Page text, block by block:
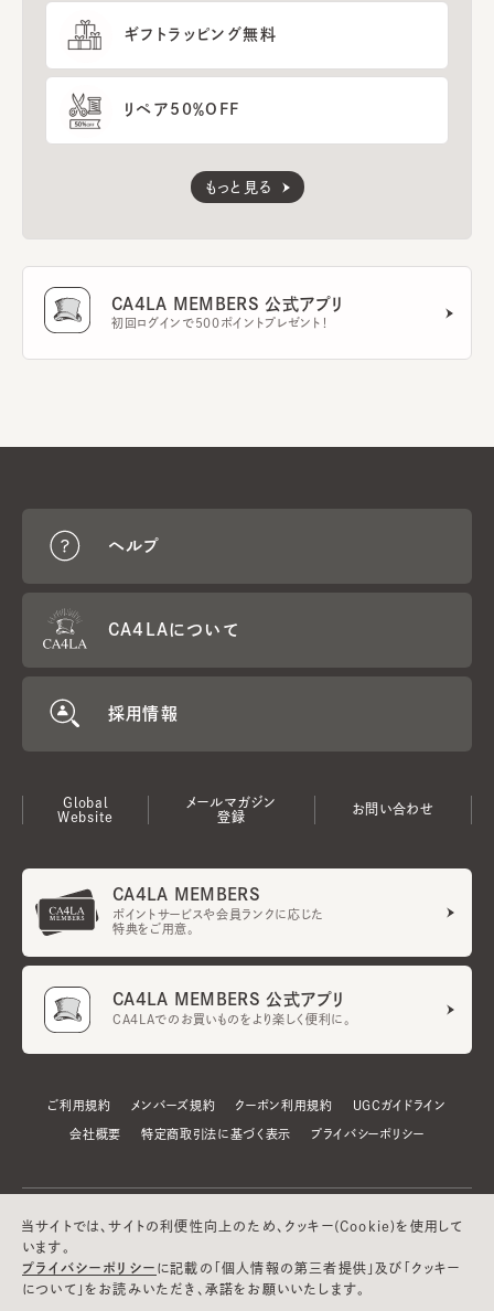
ギフトラッピング無料
リペア50％OFF
もっと見る
CA4LA MEMBERS 公式アプリ
初回ログインで500ポイントプレゼント！
ヘルプ
CA4LAについて
採用情報
Global
Website
メールマガジン
登録
お問い合わせ
CA4LA MEMBERS
ポイントサービスや会員ランクに応じた
特典をご用意。
CA4LA MEMBERS 公式アプリ
CA4LAでのお買いものをより楽しく便利に。
ご利用規約 メンバーズ規約 クーポン利用規約 UGCガイドライン
会社概要 特定商取引法に基づく表示 プライバシーポリシー
当サイトでは、サイトの利便性向上のため、クッキー(Cookie)を使用して
います。
プライバシーポリシー に記載の「個人情報の第三者提供」及び「クッキー
について」をお読みいただき、承諾をお願いいたします。